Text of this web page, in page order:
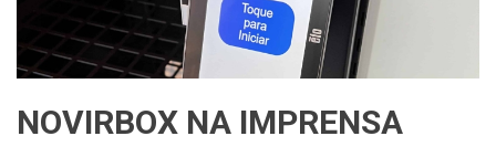
NOVIRBOX NA IMPRENSA